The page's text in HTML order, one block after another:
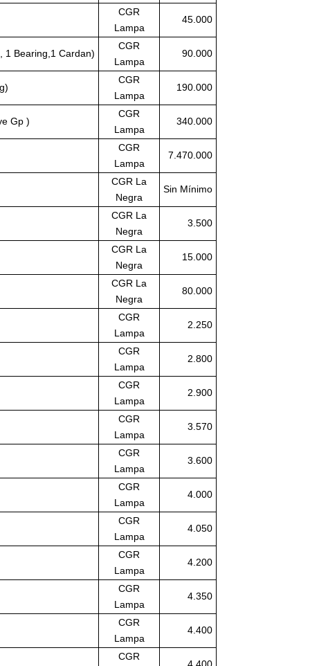
CGR
Lampa
45.000
1 Bearing,1 Cardan)
CGR
Lampa
90.000
CGR
Lampa
190.000
Gp )
CGR
Lampa
340.000
CGR
Lampa
7.470.000
CGR La
Negra
Sin Mínimo
CGR La
Negra
3.500
CGR La
Negra
15.000
CGR La
Negra
80.000
CGR
Lampa
2.250
CGR
Lampa
2.800
CGR
Lampa
2.900
CGR
Lampa
3.570
CGR
Lampa
3.600
CGR
Lampa
4.000
CGR
Lampa
4.050
CGR
Lampa
4.200
CGR
Lampa
4.350
CGR
Lampa
4.400
CGR
4.400